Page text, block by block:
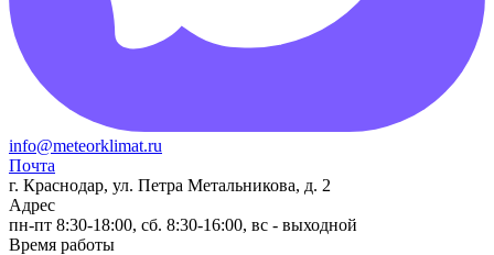
info@meteorklimat.ru
Почта
г. Краснодар, ул. Петра Метальникова, д. 2
Адрес
пн-пт 8:30-18:00, сб. 8:30-16:00, вс - выходной
Время работы